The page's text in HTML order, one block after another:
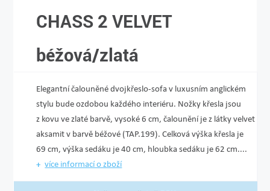
CHASS 2 VELVET
béžová/zlatá
Elegantní čalouněné dvojkřeslo-sofa v luxusním anglickém
stylu bude ozdobou každého interiéru. Nožky křesla jsou
z kovu ve zlaté barvě, vysoké 6 cm, čalounění je z látky velvet
aksamit v barvě béžové (TAP.199). Celková výška křesla je
69 cm, výška sedáku je 40 cm, hloubka sedáku je 62 cm....
více informací o zboží